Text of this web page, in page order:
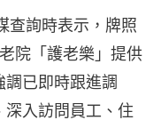
查詢時表示，牌照
院「護老樂」提供
已即時跟進調
入訪問員工、住